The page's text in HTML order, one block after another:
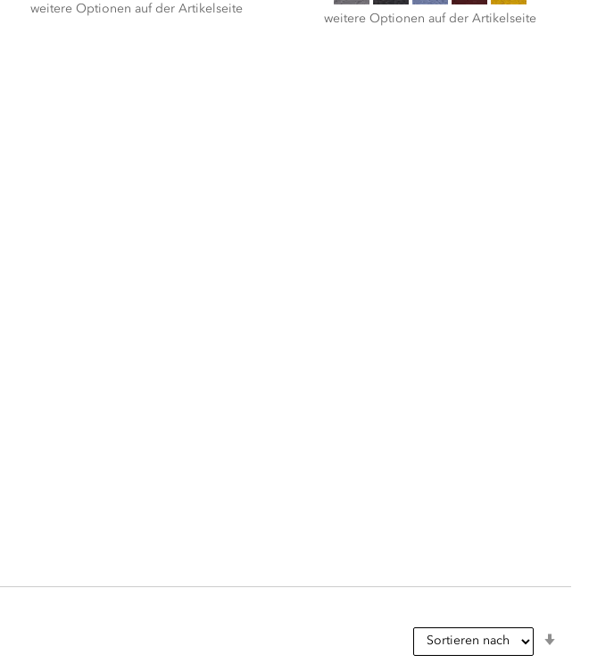
weitere Optionen auf der Artikelseite
weitere Optionen auf der Artikelseite